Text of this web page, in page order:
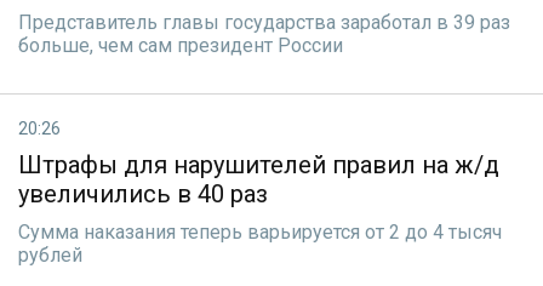
Представитель главы государства заработал в 39 раз
больше, чем сам президент России
20:26
Штрафы для нарушителей правил на ж/д
увеличились в 40 раз
Сумма наказания теперь варьируется от 2 до 4 тысяч
рублей